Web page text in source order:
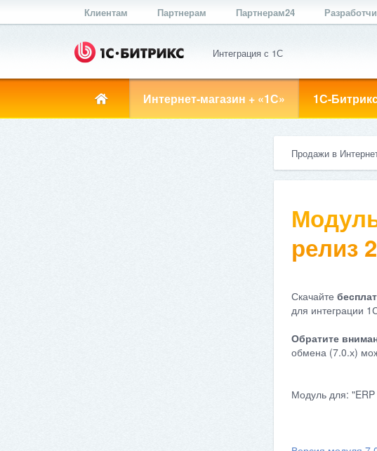
Клиентам Партнерам Партнерам24
Интеграция с 1С
Интернет-магазин + «1С» 1С-
Продажи в
релиз
Скачайте
для интеграции
Обратите
обмена (7.0.х)
Модуль для: